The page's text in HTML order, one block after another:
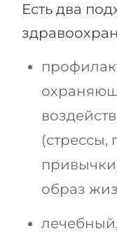
Есть два
(стрессы,
образ